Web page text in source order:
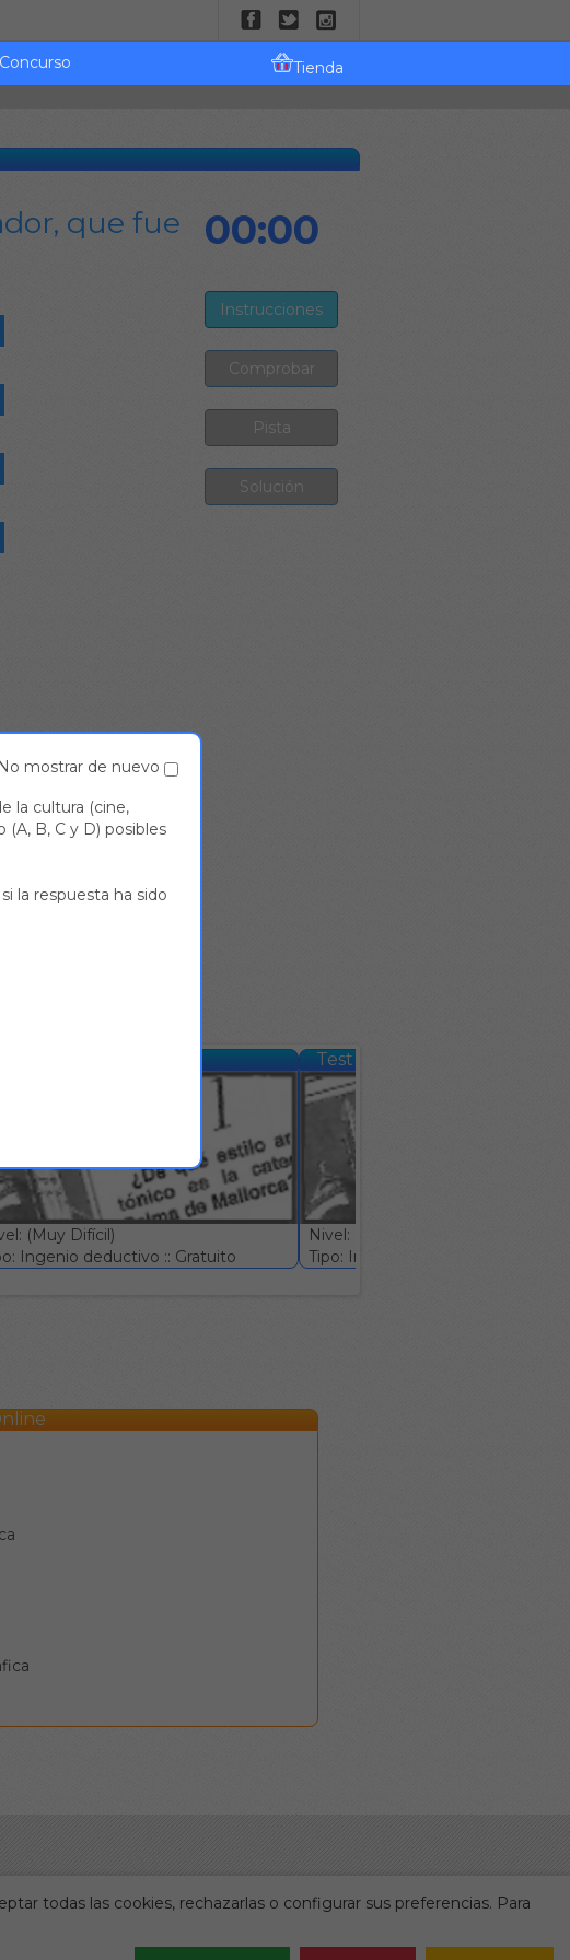
Tienda
que fue
00:00
(Muy Difícil)
Ingenio deductivo :: Gratuito
Test informativo #580
Nivel: (Muy Difícil)
Tipo: Ingenio deductivo :: Gratuito
todas las cookies, rechazarlas o configurar sus preferencias. Para
No mostrar de nuevo
la cultura (cine,
(A, B, C y D) posibles
la respuesta ha sido